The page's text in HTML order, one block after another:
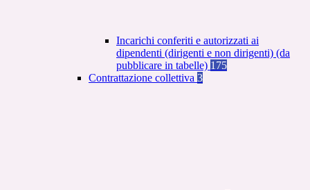
Incarichi conferiti e autorizzati ai
dipendenti (dirigenti e non dirigenti) (da
pubblicare in tabelle) 175
Contrattazione collettiva 3